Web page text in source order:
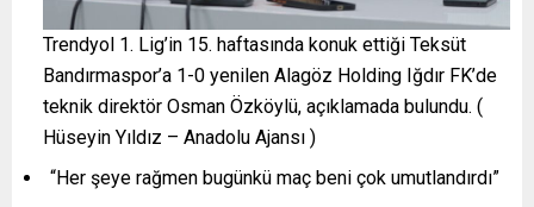
Trendyol 1. Lig’in 15. haftasında konuk ettiği Teksüt
Bandırmaspor’a 1-0 yenilen Alagöz Holding Iğdır FK’de
teknik direktör Osman Özköylü, açıklamada bulundu. (
Hüseyin Yıldız – Anadolu Ajansı )
“Her şeye rağmen bugünkü maç beni çok umutlandırdı”